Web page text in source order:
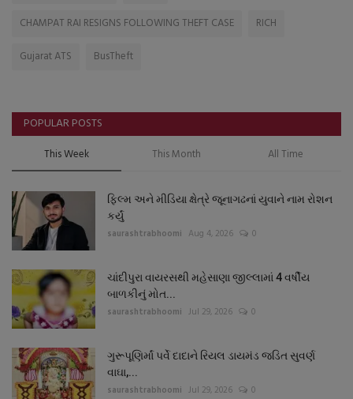
CHAMPAT RAI RESIGNS FOLLOWING THEFT CASE
RICH
Gujarat ATS
BusTheft
POPULAR POSTS
This Week This Month All Time
ફિલ્મ અને મીડિયા ક્ષેત્રે જૂનાગઢનાં યુવાને નામ રોશન
કર્યું
saurashtrabhoomi Aug 4, 2026 0
ચાંદીપુરા વાયરસથી મહેસાણા જીલ્લામાં 4 વર્ષીય
બાળકીનું મોત...
saurashtrabhoomi Jul 29, 2026 0
ગુરૂપૂણિર્માં પર્વે દાદાને રિયલ ડાયમંડ જડિત સુવર્ણ
વાઘા,...
saurashtrabhoomi Jul 29, 2026 0